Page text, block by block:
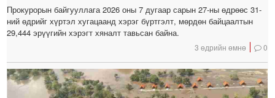
Прокурорын байгууллага 2026 оны 7 дугаар сарын 27-ны өдрөөс 31-
ний өдрийг хүртэл хугацаанд хэрэг бүртгэлт, мөрдөн байцаалтын
29,444 эрүүгийн хэрэгт хяналт тавьсан байна.
3 өдрийн өмнө 0